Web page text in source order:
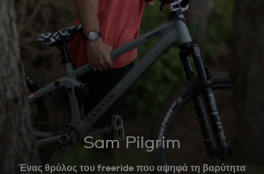
Sam Pilgrim
Ένας θρύλος του freeride που αψηφά τη βαρύτητα